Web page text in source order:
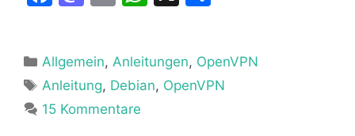
e
b
o
o
d
o
l
s
A
n
Kategorien
Allgemein, Anleitungen, OpenVPN
Schlagwörter
Anleitung, Debian, OpenVPN
15 Kommentare